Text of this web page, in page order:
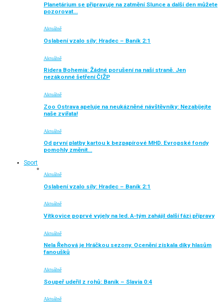
Planetárium se připravuje na zatmění Slunce a další den můžete
pozorovat…
Aktuálně
Oslabení vzalo síly: Hradec – Baník 2:1
Aktuálně
Ridera Bohemia: Žádné porušení na naší straně. Jen
nezákonné šetření ČIŽP
Aktuálně
Zoo Ostrava apeluje na neukázněné návštěvníky: Nezabíjejte
naše zvířata!
Aktuálně
Od první platby kartou k bezpapírové MHD. Evropské fondy
pomohly změnit…
Sport
Aktuálně
Oslabení vzalo síly: Hradec – Baník 2:1
Aktuálně
Vítkovice poprvé vyjely na led. A-tým zahájil další fázi přípravy
Aktuálně
Nela Řehová je Hráčkou sezony. Ocenění získala díky hlasům
fanoušků
Aktuálně
Soupeř udeřil z rohů: Baník – Slavia 0:4
Aktuálně